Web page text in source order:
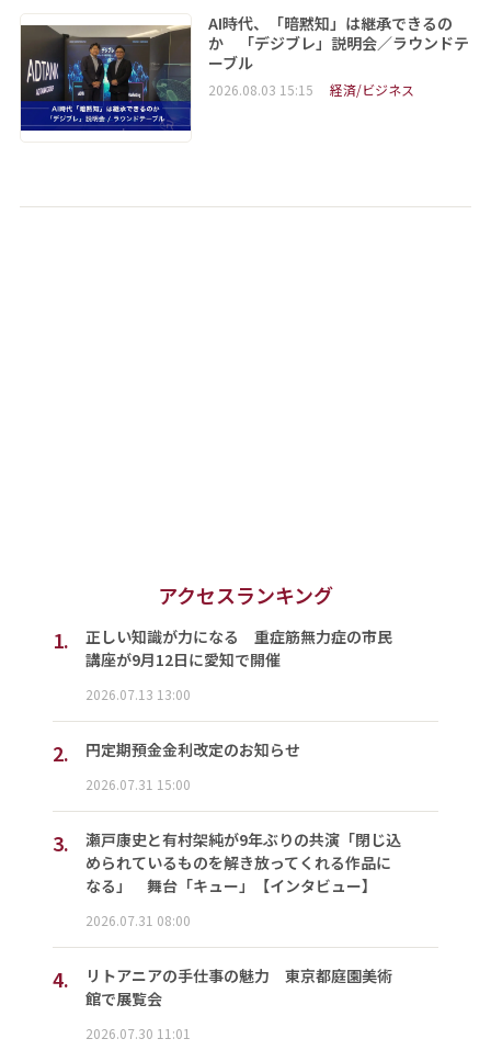
AI時代、「暗黙知」は継承できるの
か 「デジブレ」説明会／ラウンドテ
ーブル
2026.08.03 15:15 経済/ビジネス
アクセスランキング
1.
正しい知識が力になる 重症筋無力症の市民
講座が9月12日に愛知で開催
2026.07.13 13:00
2. 円定期預金金利改定のお知らせ
2026.07.31 15:00
3.
瀬戸康史と有村架純が9年ぶりの共演「閉じ込
められているものを解き放ってくれる作品に
なる」 舞台「キュー」【インタビュー】
2026.07.31 08:00
4.
リトアニアの手仕事の魅力 東京都庭園美術
館で展覧会
2026.07.30 11:01